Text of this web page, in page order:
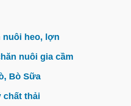
nuôi heo, lợn
nuôi gia cầm
Bò Sữa
chất thải